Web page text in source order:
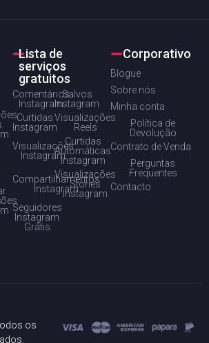
Lista de
serviços
gratuitos
Comentários
Instagram
Salvos
Instagram
Curtidas
Instagram
Visualizações
Reels
Visualizações
Instagram
Curtidas
Automáticas
Instagram
Compartilhamentos
Instagram
Visualizações
Stories
Instagram
Seguidores
Instagram
Grátis
Corporativo
Blogue
Sobre nós
Minha conta
Política de
Devolução
Contrato de Venda
Perguntas
Frequentes
Contacto
os